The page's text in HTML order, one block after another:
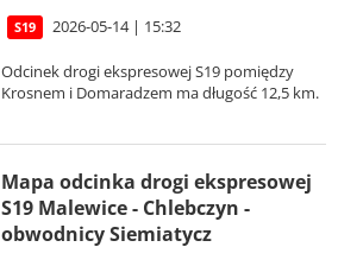
S19 2026-05-14 | 15:32
Odcinek drogi ekspresowej S19 pomiędzy
Krosnem i Domaradzem ma długość 12,5 km.
Mapa odcinka drogi ekspresowej
S19 Malewice - Chlebczyn -
obwodnicy Siemiatycz